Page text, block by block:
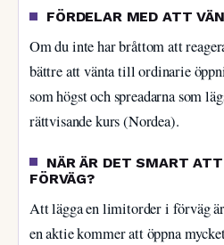
FÖRDELAR MED ATT
Om du inte har bråttom att
bättre att vänta till ordinarie
som högst och spreadarna som
rättvisande kurs (Nordea).
NÄR ÄR DET SMART
FÖRVÄG?
Att lägga en limitorder i förväg
en aktie kommer att öppna